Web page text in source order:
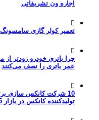
اجاره ون تشریفاتی
تعمیر کولر گازی سامسونگ
عمر باتری را نصف می‌کنند
10 شرکت کانکس سازی
تولیدکننده کانکس در بازار 1405